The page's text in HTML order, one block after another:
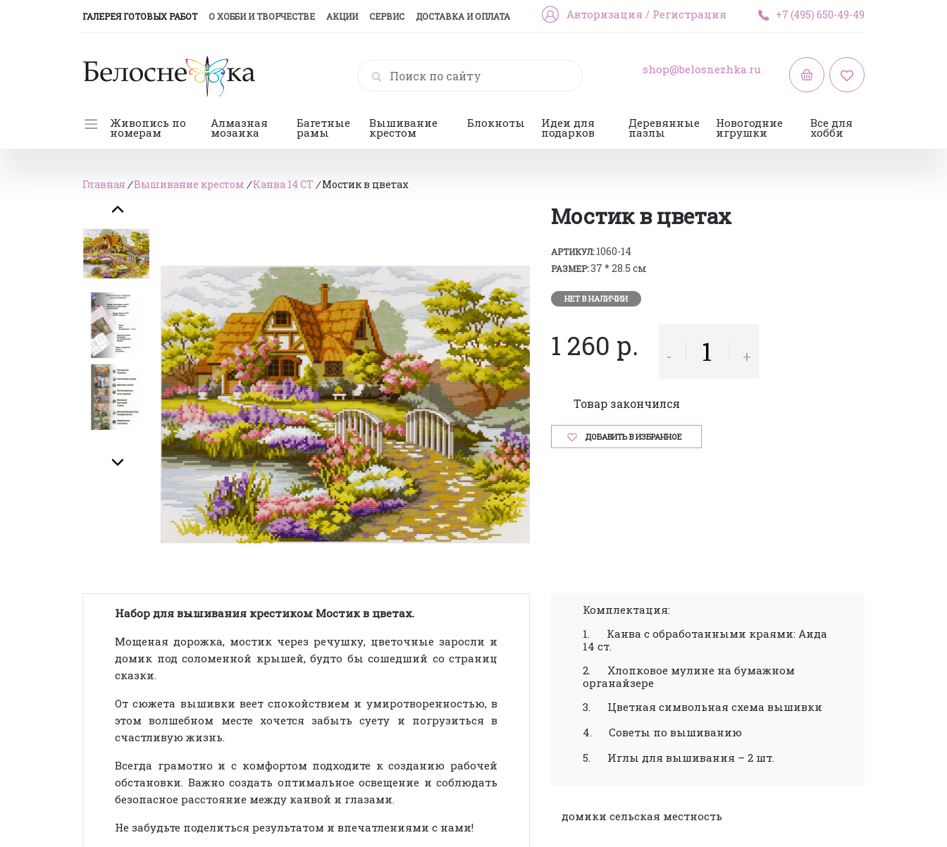
ГАЛЕРЕЯ ГОТОВЫХ РАБОТ(CURRENT)
О ХОББИ И ТВОРЧЕСТВЕ АКЦИИ СЕРВИС ДОСТАВКА И ОПЛАТА Авторизация / Регистрация +7 (495) 650-49-49
shop@belosnezhka.ru
Живопись по
номерам
Алмазная
мозаика
Багетные
рамы
Вышивание
крестом
Блокноты Идеи для
подарков
Деревянные
пазлы
Новогодние
игрушки
Все для
хобби
Главная /Вышивание крестом /Канва 14 СТ /Мостик в цветах
Мостик в цветах
АРТИКУЛ:1060-14
РАЗМЕР:37 * 28.5 см
НЕТ В НАЛИЧИИ
1 260 р. - +
Товар закончился
ДОБАВИТЬ В ИЗБРАННОЕ
Набор для вышивания крестиком Мостик в цветах.
Мощеная дорожка, мостик через речушку, цветочные заросли и
домик под соломенной крышей, будто бы сошедший со страниц
сказки.
От сюжета вышивки веет спокойствием и умиротворенностью, в
этом волшебном месте хочется забыть суету и погрузиться в
счастливую жизнь.
Всегда грамотно и с комфортом подходите к созданию рабочей
обстановки. Важно создать оптимальное освещение и соблюдать
безопасное расстояние между канвой и глазами.
Не забудьте поделиться результатом и впечатлениями с нами!
Комплектация:
1.
Канва с обработанными краями: Аида
14 ст.
2.
Хлопковое мулине на бумажном
органайзере
3.
Цветная символьная схема вышивки
4.
Советы по вышиванию
5.
Иглы для вышивания – 2 шт.
домики сельская местность